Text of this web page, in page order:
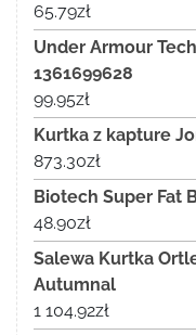
65.79zł
Under Armour
1361699628
99.95zł
Kurtka z kapture
873.30zł
Biotech Super Fat
48.90zł
Salewa Kurtka
Autumnal
1 104.92zł